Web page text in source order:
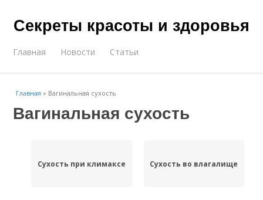
Секреты красоты и здоровья
Главная Новости Статьи
Главная » Вагинальная сухость
Вагинальная сухость
Сухость при климаксе Сухость во влагалище